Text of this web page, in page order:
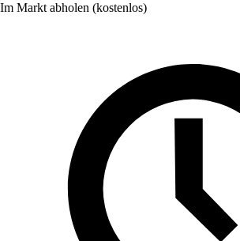
Im Markt abholen (kostenlos)